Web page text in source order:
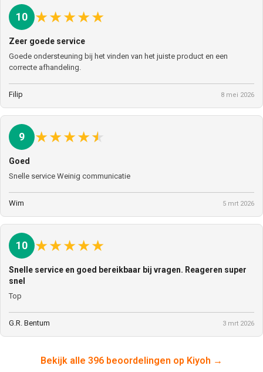
10 ★★★★★
Zeer goede service
Goede ondersteuning bij het vinden van het juiste product en een
correcte afhandeling.
Filip 8 mei 2026
9 ★★★★★
Goed
Snelle service Weinig communicatie
Wim 5 mrt 2026
10 ★★★★★
Snelle service en goed bereikbaar bij vragen. Reageren super
snel
Top
G.R. Bentum 3 mrt 2026
Bekijk alle 396 beoordelingen op Kiyoh →